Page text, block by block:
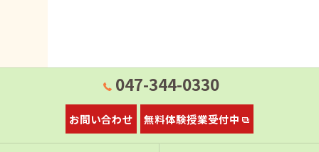
047-344-0330
お問い合わせ 無料体験授業受付中